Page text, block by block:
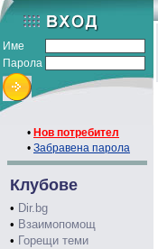
Име
Парола
• Нов потребител
• Забравена парола
Клубове
• Dir.bg
• Взаимопомощ
• Горещи теми